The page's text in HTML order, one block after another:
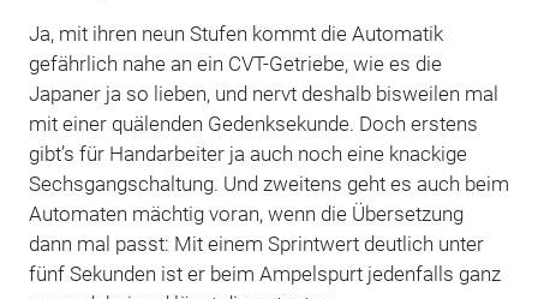
Ja, mit ihren neun Stufen kommt die Automatik
gefährlich nahe an ein CVT-Getriebe, wie es die
Japaner ja so lieben, und nervt deshalb bisweilen mal
mit einer quälenden Gedenksekunde. Doch erstens
gibt’s für Handarbeiter ja auch noch eine knackige
Sechsgangschaltung. Und zweitens geht es auch beim
Automaten mächtig voran, wenn die Übersetzung
dann mal passt: Mit einem Sprintwert deutlich unter
fünf Sekunden ist er beim Ampelspurt jedenfalls ganz